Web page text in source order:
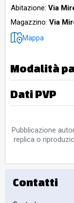
Abitazione: Via
Magazzino: Via
Mappa
Modalità
Dati PVP
Pubblicazione
replica o
Contatti